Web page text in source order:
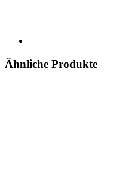
Ähnliche Produkte